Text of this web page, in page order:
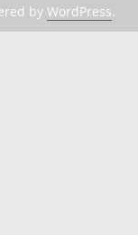
by WordPress.